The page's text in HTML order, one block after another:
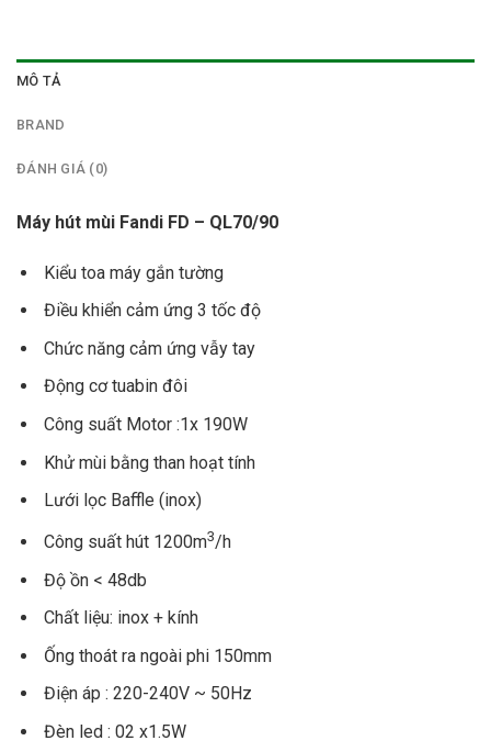
MÔ TẢ
BRAND
ĐÁNH GIÁ (0)
Máy hút mùi Fandi FD – QL70/90
Kiểu toa máy gắn tường
Điều khiển cảm ứng 3 tốc độ
Chức năng cảm ứng vẫy tay
Động cơ tuabin đôi
Công suất Motor :1x 190W
Khử mùi bằng than hoạt tính
Lưới lọc Baffle (inox)
Công suất hút 1200m3/h
Độ ồn < 48db
Chất liệu: inox + kính
Ống thoát ra ngoài phi 150mm
Điện áp : 220-240V ~ 50Hz
Đèn led : 02 x1.5W